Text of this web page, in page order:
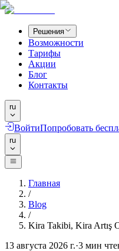
Решения
Возможности
Тарифы
Акции
Блог
Контакты
ru
ВойтиПопробовать
ru
Главная
/
Blog
/
Kira Takibi, Kira Artış
13 августа 2026 г.·3 мин